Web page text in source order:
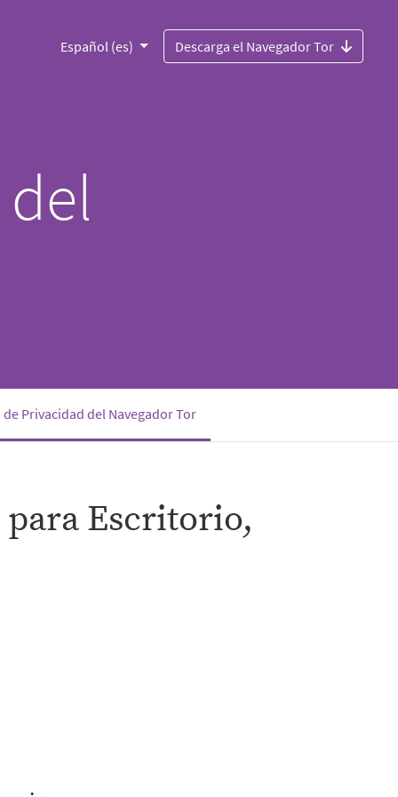
Español (es) Descarga el Navegador Tor
Privacidad del Navegador Tor(current)
para Escritorio,